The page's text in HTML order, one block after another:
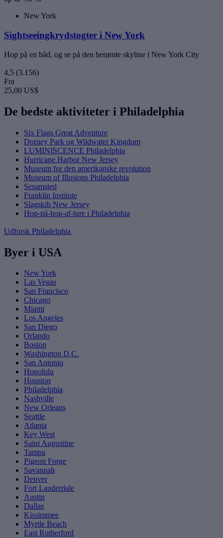
New York
Sightseeingkrydstogter i New York
Hop på en båd, og se på den berømte skyline i New York City
4,5 (3.156)
Fra
25,00 US$
De bedste aktiviteter i Philadelphia
Six Flags Great Adventure
Dorney Park og Wildwater Kingdom
LUMINISCENCE Philadelphia
Hurricane Harbor New Jersey
Museum for den amerikanske revolution
Museum of Illusions Philadelphia
Sesamsted
Franklin Institute
Slagskib New Jersey
Hop-på-hop-af-ture i Philadelphia
Udforsk Philadelphia
Byer i USA
New York
Las Vegas
San Francisco
Chicago
Miami
Los Angeles
San Diego
Orlando
Boston
Washington D.C.
San Antonio
Honolulu
Houston
Philadelphia
Nashville
New Orleans
Seattle
Atlanta
Key West
Saint Augustine
Tampa
Pigeon Forge
Savannah
Denver
Fort Lauderdale
Austin
Dallas
Kissimmee
Myrtle Beach
East Rutherford